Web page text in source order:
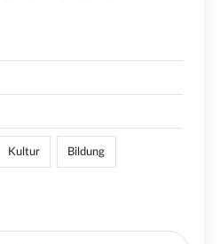
Kultur Bildung